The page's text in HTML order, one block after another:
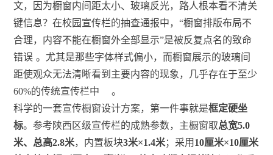
文，因为橱窗内间距太小、玻璃反光，路人根本看不清关
键信息？在校园宣传栏的抽查通报中，“橱窗排版布局不
合理，内容不能在橱窗外全部显示”是被反复点名的致命
错误 。尤其是那些字体样式偏小，而橱窗展示的玻璃间
距使观众无法清晰看到主要内容的现象，几乎存在于至少
60%的传统宣传栏中
。
科学的一套宣传橱窗设计方案，第一件事就是框定硬坐
标。参考陕西区级宣传栏的成熟参数，主橱窗取总宽5.0
米、总高2.8米，内置板块3米×1.4米；采用 10厘米×10厘米